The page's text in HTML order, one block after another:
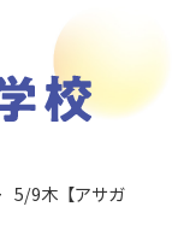
5/9木【アサガ